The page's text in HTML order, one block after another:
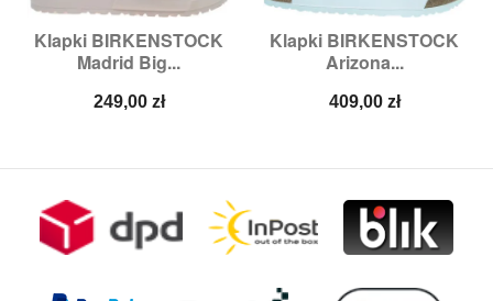
Klapki BIRKENSTOCK
Madrid Big...
Cena
249,00 zł
Klapki BIRKENSTOCK
Arizona...
Cena
409,00 zł